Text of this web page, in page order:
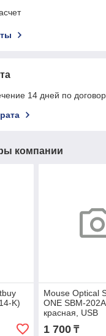
14 дней по
компании
K)
Mouse Optical
ONE SBM-
красная, USB
1 700₸